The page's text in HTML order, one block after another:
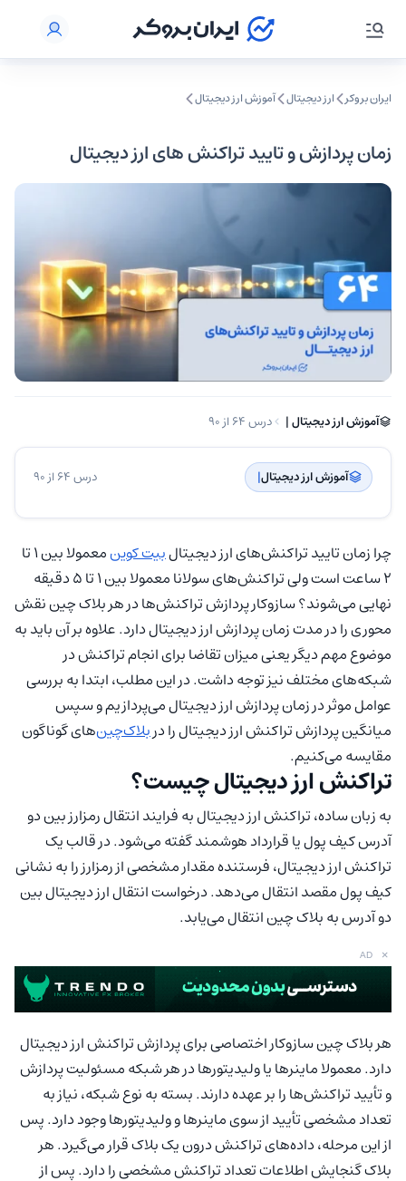
ایران بروکر ارز دیجیتال آموزش ارز دیجیتال
زمان پردازش و تایید تراکنش های ارز دیجیتال
آموزش ارز دیجیتال | ‌ درس 64 از 90
آموزش ارز دیجیتال| ‌ درس 64 از 90
چرا زمان تایید تراکنش‌های ارز دیجیتالبیت کوین
معمولا بین 1 تا
2 ساعت است ولی تراکنش‌های سولانا معمولا بین 1 تا 5 دقیقه
نهایی می‌شوند؟ سازوکار پردازش تراکنش‌ها در هر بلاک چین نقش
محوری را در مدت زمان پردازش ارز دیجیتال دارد. علاوه بر آن باید به
موضوع مهم دیگر یعنی میزان تقاضا برای انجام تراکنش در
شبکه‌های مختلف نیز توجه داشت. در این مطلب، ابتدا به بررسی
عوامل موثر در زمان پردازش ارز دیجیتال می‌پردازیم و سپس
میانگین پردازش تراکنش ارز دیجیتال را دربلاک‌چین‌های گوناگون
مقایسه می‌کنیم.
تراکنش ارز دیجیتال چیست؟
به زبان ساده، تراکنش ارز دیجیتال به فرایند انتقال رمزارز بین دو
آدرس کیف پول یا قرارداد هوشمند گفته می‌شود. در قالب یک
تراکنش ارز دیجیتال، فرستنده مقدار مشخصی از رمزارز را به نشانی
کیف پول مقصد انتقال می‌دهد. درخواست انتقال ارز دیجیتال بین
دو آدرس به بلاک چین انتقال می‌یابد.
AD ×
هر بلاک چین سازوکار اختصاصی برای پردازش تراکنش ارز دیجیتال
دارد. معمولا ماینرها یا ولیدیتورها در هر شبکه مسئولیت پردازش
و تأیید تراکنش‌ها را بر عهده دارند. بسته به نوع شبکه، نیاز به
تعداد مشخصی تأیید از سوی ماینرها و ولیدیتورها وجود دارد. پس
از این مرحله، داده‌های تراکنش درون یک بلاک قرار می‌گیرد. هر
بلاک گنجایش اطلاعات تعداد تراکنش مشخصی را دارد. پس از